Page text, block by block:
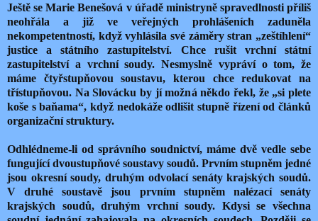
Ještě se Marie Benešová v úřadě ministryně spravedlnosti příliš
neohřála a již ve veřejných prohlášeních zaduněla
nekompetentností, když vyhlásila své záměry stran „zeštíhlení“
justice a státního zastupitelství. Chce rušit vrchní státní
zastupitelství a vrchní soudy. Nesmyslně vypráví o tom, že
máme čtyřstupňovou soustavu, kterou chce redukovat na
třístupňovou. Na Slovácku by jí možná někdo řekl, že „si plete
koše s baňama“, když nedokáže odlišit stupně řízení od článků
organizační struktury.
Odhlédneme-li od správního soudnictví, máme dvě vedle sebe
fungující dvoustupňové soustavy soudů. Prvním stupněm jedné
jsou okresní soudy, druhým odvolací senáty krajských soudů.
V druhé soustavě jsou prvním stupněm nalézací senáty
krajských soudů, druhým vrchní soudy. Kdysi se všechna